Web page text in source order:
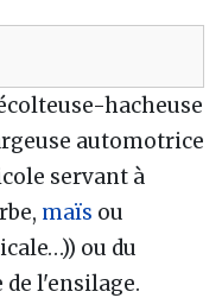
hacheuse
automotrice
servant à
maïs ou
ou du
l'ensilage.